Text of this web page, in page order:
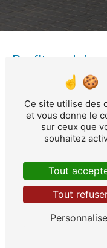
Profitez
PERGOLAS
Envie de
unepergola
fonctionnelle ?LC
menuiserieest
Ce site utilise des
et vous donne le
sur ceux que
souhaitez
Tout
Tout